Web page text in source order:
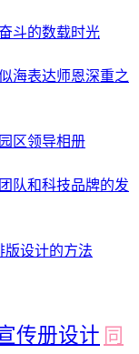
斗的数载时光
海表达师恩深重之
区领导相册
队和科技品牌的发
版设计的方法
传册设计 同